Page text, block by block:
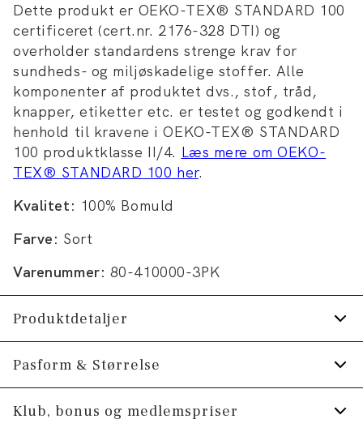
Dette produkt er OEKO-TEX® STANDARD 100
certificeret (cert.nr. 2176-328 DTI) og
overholder standardens strenge krav for
sundheds- og miljøskadelige stoffer. Alle
komponenter af produktet dvs., stof, tråd,
knapper, etiketter etc. er testet og godkendt i
henhold til kravene i OEKO-TEX® STANDARD
100 produktklasse II/4. Læs mere om OEKO-
TEX® STANDARD 100 her.
Kvalitet: 100% Bomuld
Farve: Sort
Varenummer: 80-410000-3PK
Produktdetaljer
Broderet logo på venstre bryst.
T-shirten har rund hals.
De melerede T-shirts er lavet i
Pasform & Størrelse
Fit:Comfort fit
Klub, bonus og medlemspriser